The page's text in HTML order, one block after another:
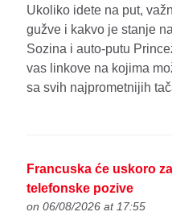
Ukoliko idete na put,
gužve i kakvo je stanje
Sozina i auto-putu
vas linkove na kojima
sa svih najprometnijih
Francuska će uskoro
telefonske pozive
on 06/08/2026 at 17:55